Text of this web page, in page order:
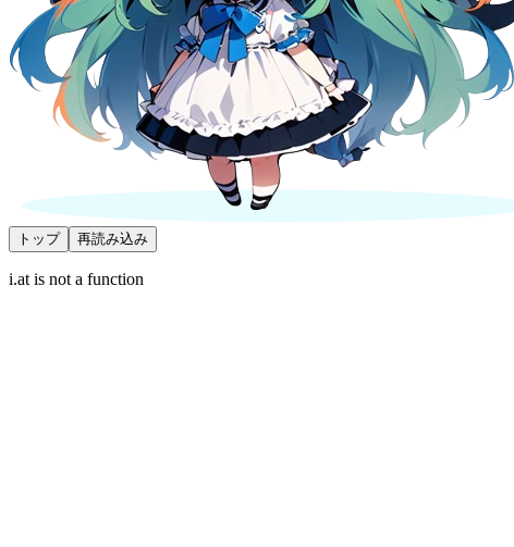
トップ 再読み込み
i.at is not a function